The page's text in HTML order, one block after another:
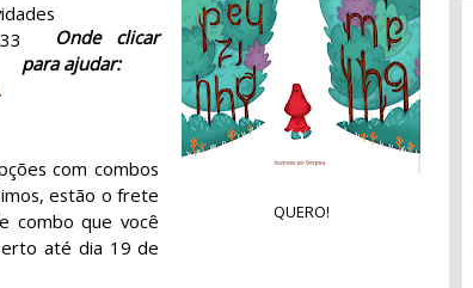
QUERO!
Onde clicar
para ajudar:
com combos
estão o frete
combo que você
até dia 19 de